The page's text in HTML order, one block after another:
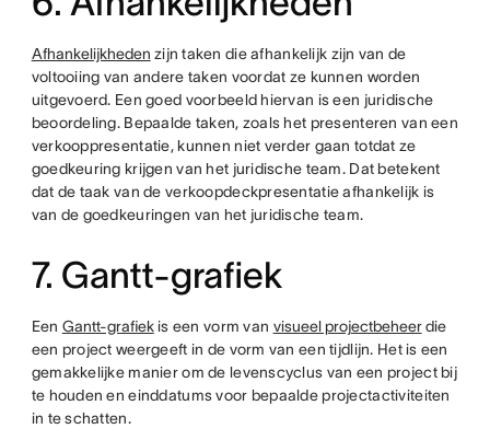
Afhankelijkheden zijn taken die afhankelijk zijn van de
voltooiing van andere taken voordat ze kunnen worden
uitgevoerd. Een goed voorbeeld hiervan is een juridische
beoordeling. Bepaalde taken, zoals het presenteren van een
verkooppresentatie, kunnen niet verder gaan totdat ze
goedkeuring krijgen van het juridische team. Dat betekent
dat de taak van de verkoopdeckpresentatie afhankelijk is
van de goedkeuringen van het juridische team.
7. Gantt-grafiek
Een Gantt-grafiekis een vorm van visueel projectbeheerdie
een project weergeeft in de vorm van een tijdlijn. Het is een
gemakkelijke manier om de levenscyclus van een project bij
te houden en einddatums voor bepaalde projectactiviteiten
in te schatten.